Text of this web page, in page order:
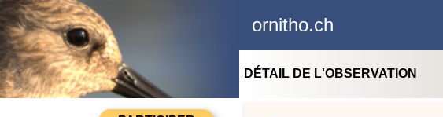
ornitho.ch
DÉTAIL DE L'OBSERVATION